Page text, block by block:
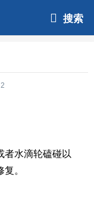
搜索
2
者水滴轮磕碰以
。